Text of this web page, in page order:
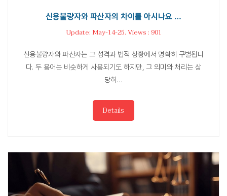
신용불량자와 파산자의 차이를 아시나요 …
Update: May-14-25. Views : 901
신용불량자와 파산자는 그 성격과 법적 상황에서 명확히 구별됩니
다. 두 용어는 비슷하게 사용되기도 하지만, 그 의미와 처리는 상
당히…
Details